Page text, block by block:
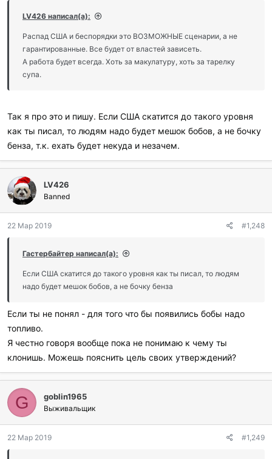
LV426 написал(а):
Распад США и беспорядки это ВОЗМОЖНЫЕ сценарии, а не
гарантированные. Все будет от властей зависеть.
А работа будет всегда. Хоть за макулатуру, хоть за тарелку
супа.
Так я про это и пишу. Если США скатится до такого уровня
как ты писал, то людям надо будет мешок бобов, а не бочку
бенза, т.к. ехать будет некуда и незачем.
LV426
Banned
22 Мар 2019 #1,248
Гастербайтер написал(а):
Если США скатится до такого уровня как ты писал, то людям
надо будет мешок бобов, а не бочку бенза
Если ты не понял - для того что бы появились бобы надо
топливо.
Я честно говоря вообще пока не понимаю к чему ты
клонишь. Можешь пояснить цель своих утверждений?
G goblin1965
Выживальщик
22 Мар 2019 #1,249